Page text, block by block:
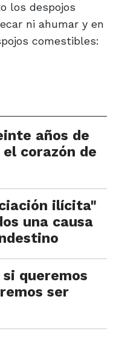
los despojos
ni ahumar y en
comestibles:
años de
corazón de
ilícita"
una causa
queremos
ser